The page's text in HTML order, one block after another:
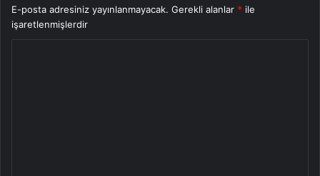
E-posta adresiniz yayınlanmayacak. Gerekli alanlar * ile
işaretlenmişlerdir